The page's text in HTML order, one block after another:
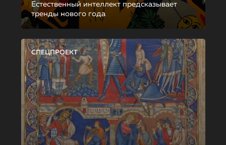
Естественный интеллект предсказывает
тренды нового года
СПЕЦПРОЕКТ